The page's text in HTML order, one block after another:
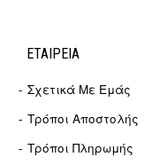
ΕΤΑΙΡΕΊΑ
Σχετικά Με Εμάς
Τρόποι Αποστολής
Τρόποι Πληρωμής